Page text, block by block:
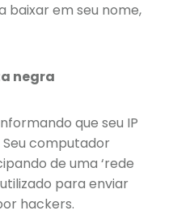
baixar em seu nome,
negra
que seu IP
computador
de uma ‘rede
para enviar
hackers.